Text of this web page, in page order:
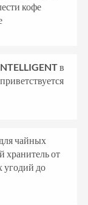
кофе
в
чайных
хранитель от
угодий до